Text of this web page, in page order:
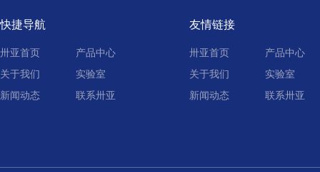
快捷导航
卅亚首页
产品中心
关于我们
实验室
新闻动态
联系卅亚
友情链接
卅亚首页
产品中心
关于我们
实验室
新闻动态
联系卅亚